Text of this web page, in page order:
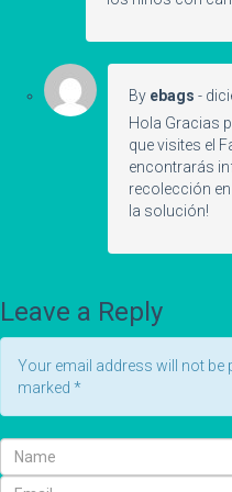
By ebags -
Hola Gracias
que visites el
encontrarás
recolección
la solución!
Leave a Reply
Your email address will not be
marked *